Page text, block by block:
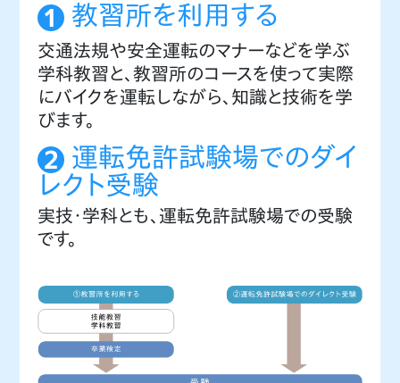
教習所を利用する
交通法規や安全運転のマナーなどを学ぶ
学科教習と、教習所のコースを使って実際
にバイクを運転しながら、知識と技術を学
びます。
運転免許試験場でのダイ
レクト受験
実技・学科とも、運転免許試験場での受験
です。